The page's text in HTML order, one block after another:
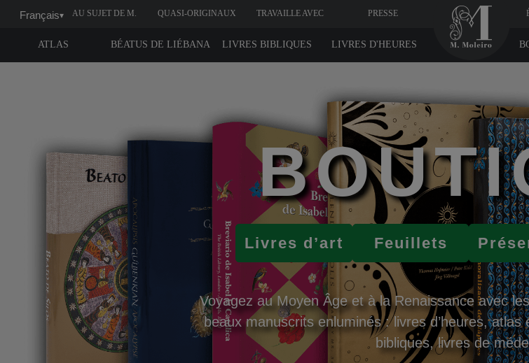
Français▾ AU SUJET DE M. QUASI-ORIGINAUX TRAVAILLE AVEC PRESSE
ATLAS BÉATUS DE LIÉBANA LIVRES BIBLIQUES LIVRES D'HEURES
Livres d’art Feuillets
Voyagez au Moyen Âge et à la Renaissance avec
beaux manuscrits enluminés : livres d’heures,
bibliques, livres de